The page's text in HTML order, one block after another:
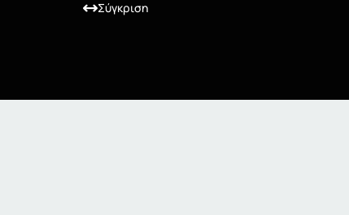
Σύγκριση